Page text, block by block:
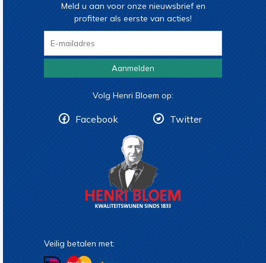
Meld u aan voor onze nieuwsbrief en
profiteer als eerste van acties!
Aanmelden
Volg Henri Bloem op:
Facebook Twitter
Veilig betalen met: